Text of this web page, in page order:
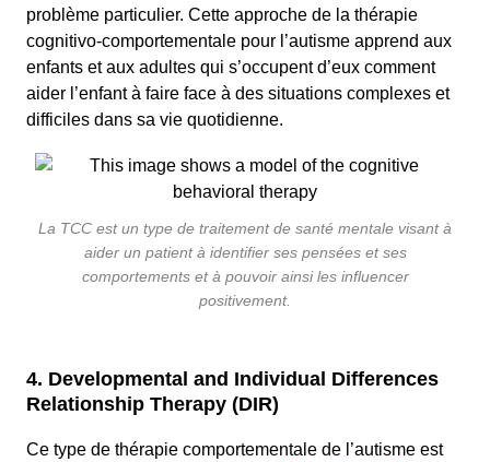
problème particulier. Cette approche de la thérapie
cognitivo-comportementale pour l’autisme apprend aux
enfants et aux adultes qui s’occupent d’eux comment
aider l’enfant à faire face à des situations complexes et
difficiles dans sa vie quotidienne.
La TCC est un type de traitement de santé mentale visant à
aider un patient à identifier ses pensées et ses
comportements et à pouvoir ainsi les influencer
positivement.
4. Developmental and Individual Differences
Relationship Therapy (DIR)
Ce type de thérapie comportementale de l’autisme est